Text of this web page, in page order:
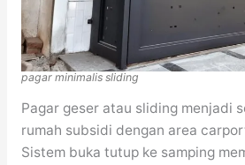
pagar minimalis sliding
Pagar geser atau sliding menjadi
rumah subsidi dengan area
Sistem buka tutup ke samping